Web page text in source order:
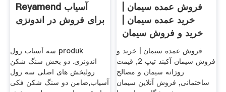
Reyamend آسیاب
برای فروش در اندونزی
سه آسیاب رول produk
اندونزی. دو بخش سنگ شکن
رولبخش های اصلی سه رول
آسیاب,ضامن دو سنگ شکن فکی
فروش عمده سیمان |
خرید عمده سیمان |
خرید و فروش سیمان
تیپ2
فروش عمده سیمان | خرید و
فروش سیمان آکبند تیپ 2, قیمت
روزانه سیمان و مصالح
ساختمانی, فروش آنلاین سیمان